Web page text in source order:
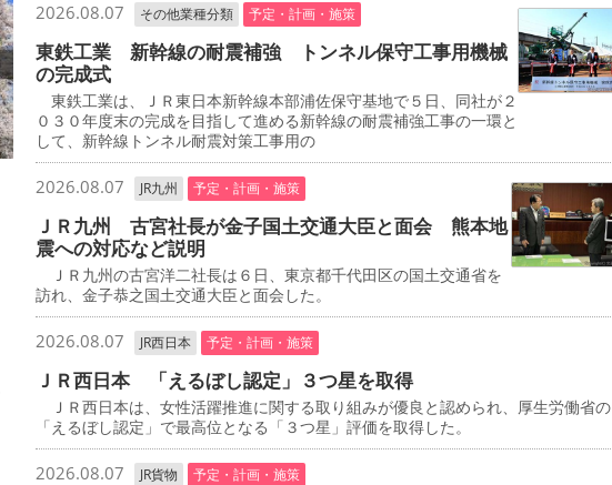
2026.08.07 その他業種分類 予定・計画・施策
東鉄工業 新幹線の耐震補強 トンネル保守工事用機械
の完成式
東鉄工業は、ＪＲ東日本新幹線本部浦佐保守基地で５日、同社が２
０３０年度末の完成を目指して進める新幹線の耐震補強工事の一環と
して、新幹線トンネル耐震対策工事用の
2026.08.07 JR九州 予定・計画・施策
ＪＲ九州 古宮社長が金子国土交通大臣と面会 熊本地
震への対応など説明
ＪＲ九州の古宮洋二社長は６日、東京都千代田区の国土交通省を
訪れ、金子恭之国土交通大臣と面会した。
2026.08.07 JR西日本 予定・計画・施策
ＪＲ西日本 「えるぼし認定」３つ星を取得
ＪＲ西日本は、女性活躍推進に関する取り組みが優良と認められ、厚生労働省の
「えるぼし認定」で最高位となる「３つ星」評価を取得した。
2026.08.07 JR貨物 予定・計画・施策